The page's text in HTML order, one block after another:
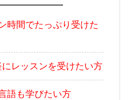
時間でたっぷり受けた
にレッスンを受けたい方
語も学びたい方